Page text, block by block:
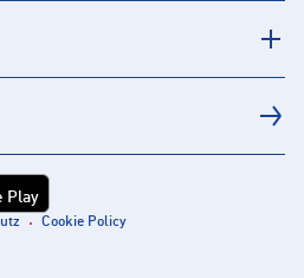
Play
Cookie Policy